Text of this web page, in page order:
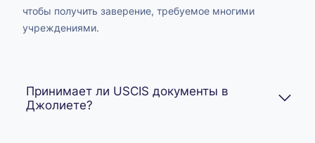
чтобы получить заверение, требуемое многими
учреждениями.
Принимает ли USCIS документы в
Джолиете?